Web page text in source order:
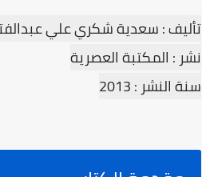
تأليف : سعدية شكري علي
نشر : المكتبة العصرية
سنة النشر : 2013